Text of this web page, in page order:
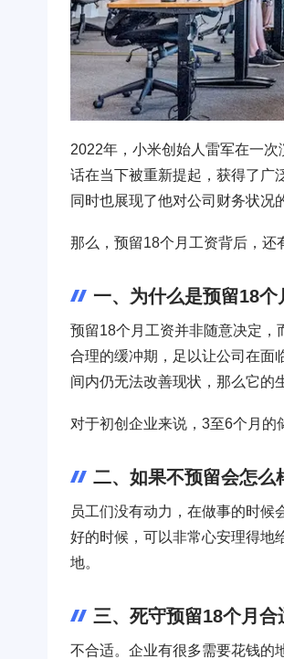
2022年，小米创始人雷军在一
话在当下被重新提起，获得了广
同时也展现了他对公司财务状况
那么，预留18个月工资背后，还
一、为什么是预留18
预留18个月工资并非随意决定，
合理的缓冲期，足以让公司在面
间内仍无法改善现状，那么它的
对于初创企业来说，3至6个月的
二、如果不预留会怎么
员工们没有动力，在做事的时候
好的时候，可以非常心安理得地
地。
三、死守预留18个月合
不合适。企业有很多需要花钱的